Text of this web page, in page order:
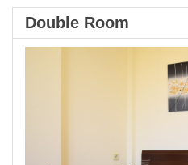
Double Room
Previous